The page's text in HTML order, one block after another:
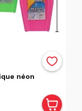
néon